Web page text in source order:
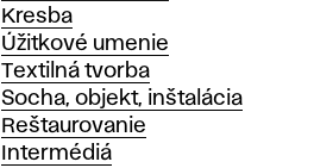
Kresba
Úžitkové umenie
Textilná tvorba
Socha, objekt, inštalácia
Reštaurovanie
Intermédiá